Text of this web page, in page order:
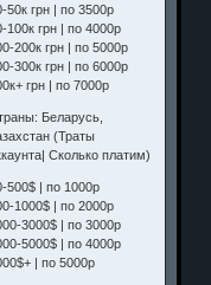
50к грн | по 3500р
100к грн | по 4000р
200к грн | по 5000р
300к грн | по 6000р
грн | по 7000р
Беларусь,
(Траты
Сколько платим)
500$ | по 1000р
1000$ | по 2000р
3000$ | по 3000р
5000$ | по 4000р
| по 5000р